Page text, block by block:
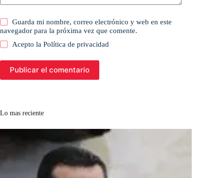
Guarda mi nombre, correo electrónico y web en este
navegador para la próxima vez que comente.
Acepto laPolítica de privacidad
Publicar el comentario
Lo mas reciente